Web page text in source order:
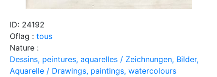
ID: 24192
Oflag : tous
Nature :
Dessins, peintures, aquarelles / Zeichnungen, Bilder,
Aquarelle / Drawings, paintings, watercolours